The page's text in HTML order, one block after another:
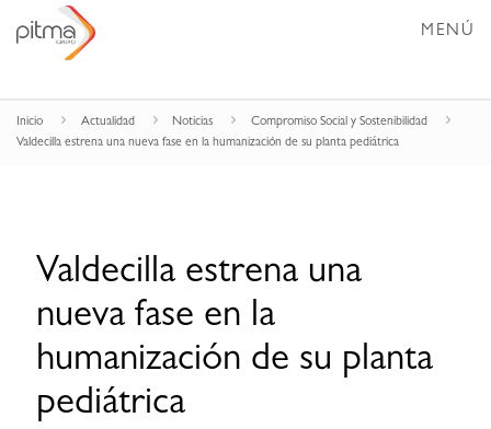
MENÚ
Inicio Actualidad Noticias
Compromiso Social y Sostenibilidad
Valdecilla estrena una nueva fase en la humanización de su planta pediátrica
Valdecilla estrena una
nueva fase en la
humanización de su planta
pediátrica